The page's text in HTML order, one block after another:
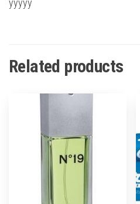
yyyyy
Related products